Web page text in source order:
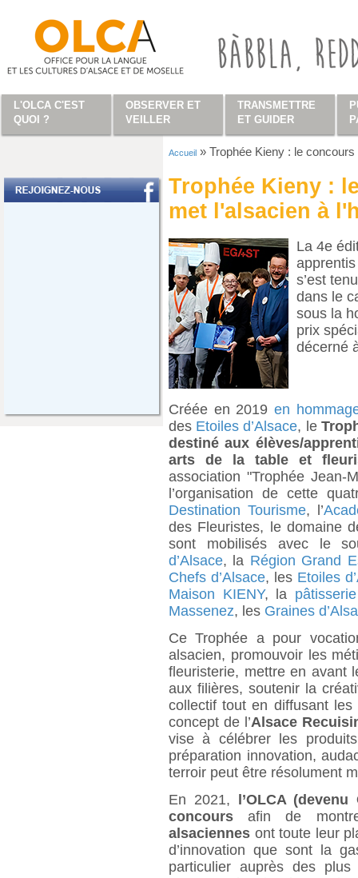
Vous êtes ici
Accueil » Trophée Kieny : le
Trophée Kieny :
met l'alsacien à
La 4e
s’est
dans le
sous la
prix
décerné
Créée en 2019 en
des Etoiles d’Alsace, le
destiné aux élèves/
arts de la table et
association "Trophée Jean-
l’organisation de cette
Destination Tourisme, l’
des Fleuristes, le domaine
sont mobilisés avec le
d’Alsace, la Région Grand
Chefs d’Alsace, les Etoiles
Maison KIENY, la
Massenez, les Graines
Ce Trophée a pour
alsacien, promouvoir les
fleuristerie, mettre en avant
aux filières, soutenir la
collectif tout en diffusant
concept de l’Alsace
vise à célébrer les
préparation innovation,
terroir peut être résolument
En 2021, l’OLCA
concours afin de
alsaciennes ont toute leur
d’innovation que sont la
particulier auprès des
L'OLCA C'EST
QUOI ?
OBSERVER ET
VEILLER
TRANSMETTRE
ET GUIDER